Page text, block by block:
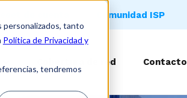
personalizados, tanto
Política de Privacidad y
tendremos
Comunidad ISP
Cobertura de red Contacto